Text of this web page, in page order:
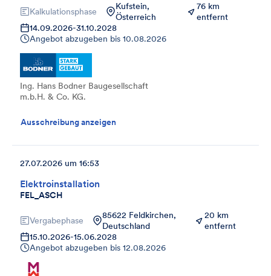
Kalkulationsphase
Kufstein,
Österreich
76 km
entfernt
14.09.2026-31.10.2028
Angebot abzugeben bis 10.08.2026
Ing. Hans Bodner Baugesellschaft
m.b.H. & Co. KG.
Ausschreibung anzeigen
Elektroinstallation
FEL_ASCH
27.07.2026 um 16:53
Vergabephase
85622 Feldkirchen,
Deutschland
20 km
entfernt
15.10.2026-15.06.2028
Angebot abzugeben bis 12.08.2026